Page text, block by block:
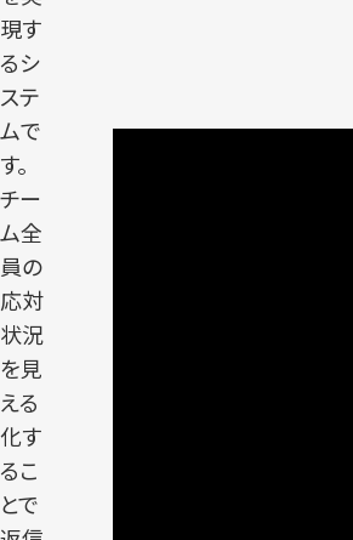
現す
るシ
ステ
ムで
す。
チー
ム全
員の
応対
状況
を見
える
化す
るこ
とで